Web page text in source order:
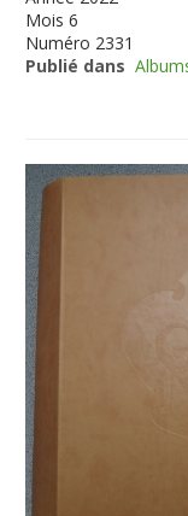
Mois 6
Numéro 2331
Publié dans